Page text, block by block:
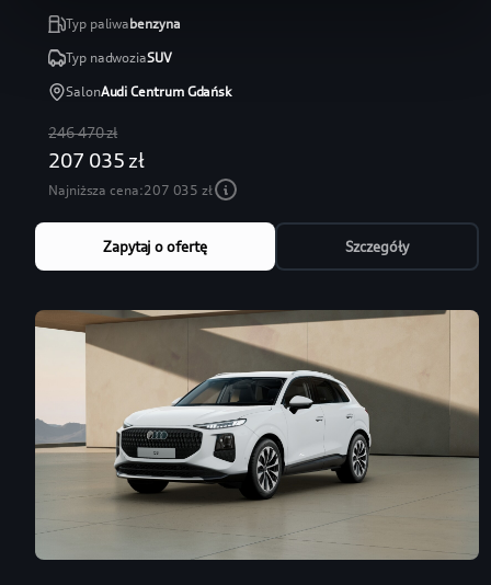
Typ paliwabenzyna
Typ nadwoziaSUV
SalonAudi Centrum Gdańsk
246 470 zł
207 035 zł
Najniższa cena:207 035 zł
Zapytaj o ofertę Szczegóły